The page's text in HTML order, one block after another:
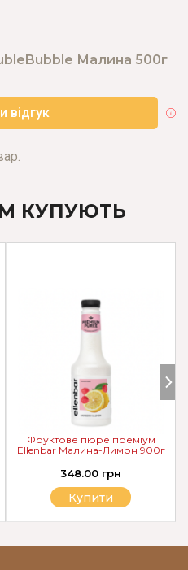
Малина 500г
відгук
КУПУЮТЬ
Фруктове пюре преміум
Ellenbar Малина-Лимон 900г
348.00 грн
Купити